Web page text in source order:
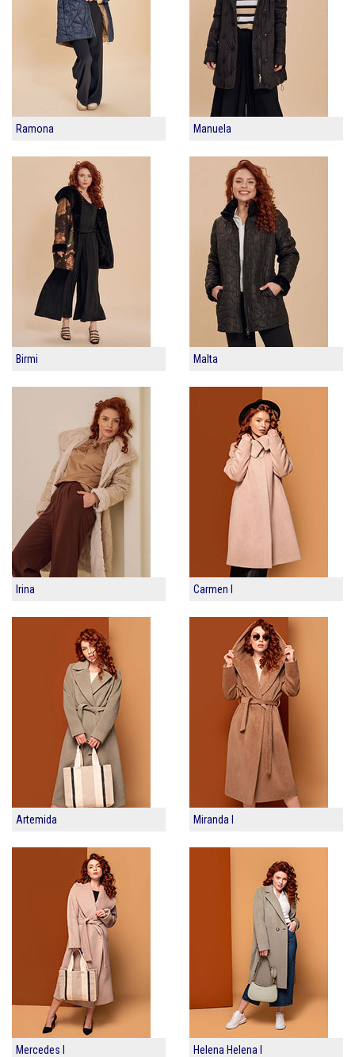
Ramona Manuela
Birmi Malta
Irina Carmen I
Artemida Miranda I
Mercedes I Helena Helena I